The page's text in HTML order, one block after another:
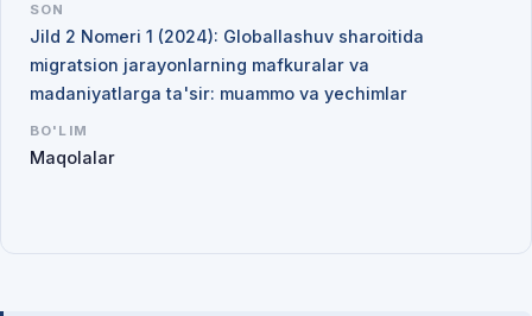
SON
Jild 2 Nomeri 1 (2024): Globallashuv sharoitida
migratsion jarayonlarning mafkuralar va
madaniyatlarga ta'sir: muammo va yechimlar
BO'LIM
Maqolalar